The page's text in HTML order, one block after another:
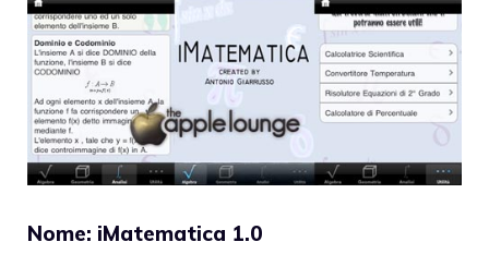
Nome: iMatematica 1.0